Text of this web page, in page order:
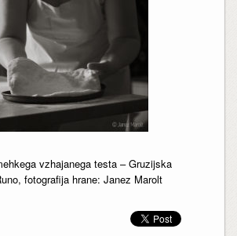
vzhajanega testa – Gruzijska
fotografija hrane: Janez Marolt